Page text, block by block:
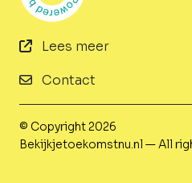
Lees meer
Contact
© Copyright 2026
Bekijkjetoekomstnu.nl — All